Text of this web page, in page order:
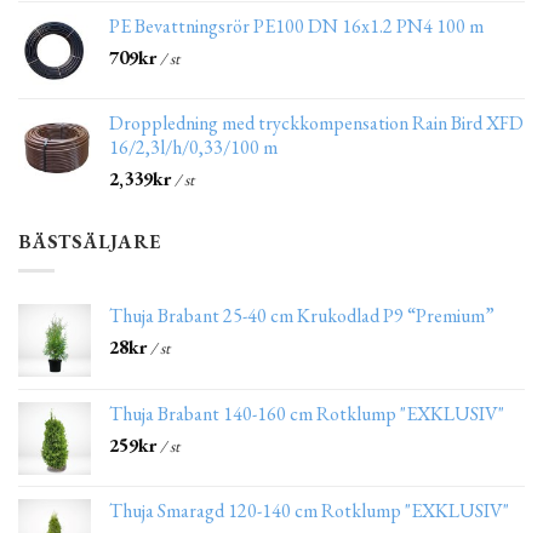
PE Bevattningsrör PE100 DN 16x1.2 PN4 100 m
709kr/ st
Droppledning med tryckkompensation Rain Bird XFD
16/2,3l/h/0,33/100 m
2,339kr/ st
BÄSTSÄLJARE
Thuja Brabant 25-40 cm Krukodlad P9 “Premium”
28kr/ st
Thuja Brabant 140-160 cm Rotklump "EXKLUSIV"
259kr/ st
Thuja Smaragd 120-140 cm Rotklump "EXKLUSIV"